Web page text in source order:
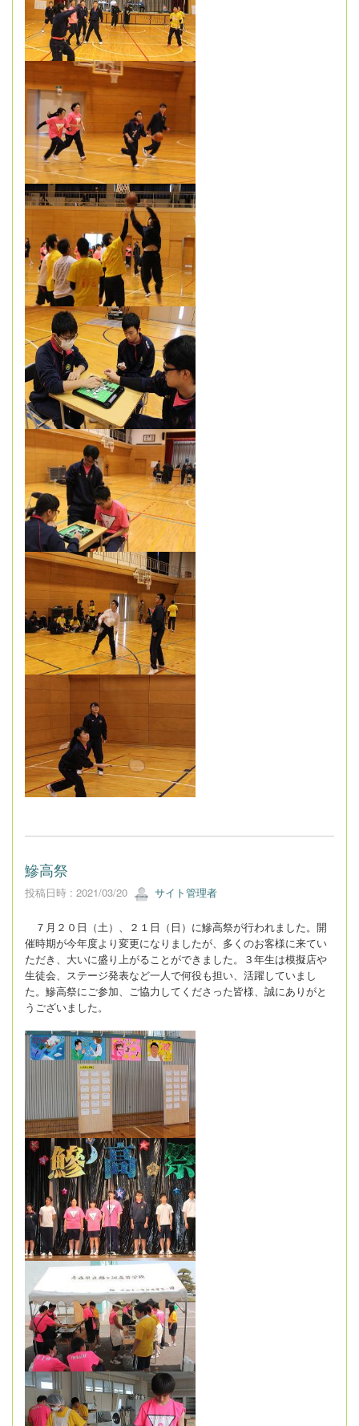
鰺高祭
投稿日時 : 2021/03/20 サイト管理者
７月２０日（土）、２１日（日）に鰺高祭が行われました。開
催時期が今年度より変更になりましたが、多くのお客様に来てい
ただき、大いに盛り上がることができました。３年生は模擬店や
生徒会、ステージ発表など一人で何役も担い、活躍していまし
た。鰺高祭にご参加、ご協力してくださった皆様、誠にありがと
うございました。